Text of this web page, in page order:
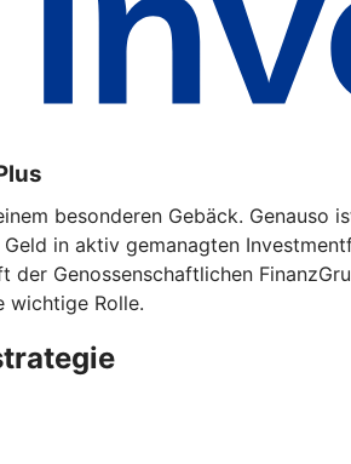
besonderen Gebäck.
in aktiv gemanagten
Genossenschaftlichen
wichtige Rolle.